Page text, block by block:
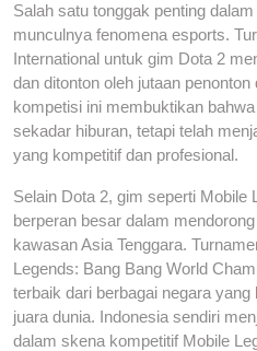
Salah satu tonggak penting
munculnya fenomena esports.
International untuk gim Dota 2
dan ditonton oleh jutaan
kompetisi ini membuktikan
sekadar hiburan, tetapi telah
yang kompetitif dan profesional.
Selain Dota 2, gim seperti Mobile
berperan besar dalam
kawasan Asia Tenggara.
Legends: Bang Bang World
terbaik dari berbagai negara
juara dunia. Indonesia sendiri
dalam skena kompetitif Mobile